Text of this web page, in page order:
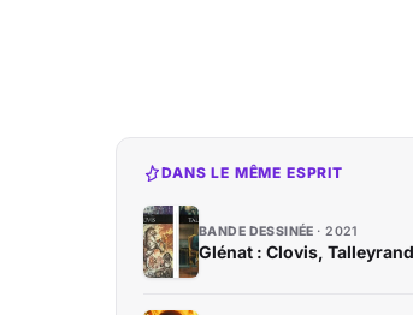
DANS LE MÊME ESPRIT
BANDE DESSINÉE 2021
Glénat : Clovis,